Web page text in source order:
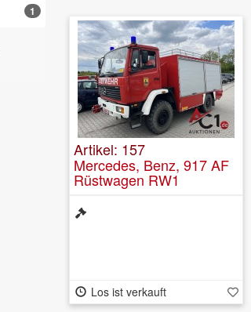
1
Artikel: 157
Mercedes, Benz, 917 AF
Rüstwagen RW1
Los ist verkauft